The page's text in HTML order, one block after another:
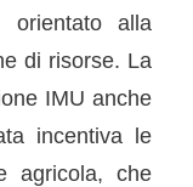
orientato alla
di risorse. La
IMU anche
incentiva le
agricola, che